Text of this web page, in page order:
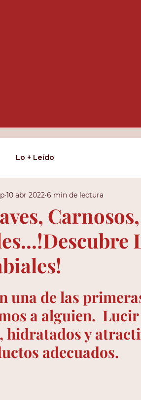
Lo + Leído
10 abr 2022 6 min de lectura
una de las
a alguien.
hidratados y
adecuados.